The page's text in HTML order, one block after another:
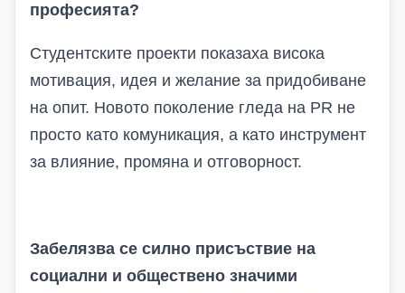
професията?
Студентските проекти показаха висока
мотивация, идея и желание за придобиване
на опит. Новото поколение гледа на PR не
просто като комуникация, а като инструмент
за влияние, промяна и отговорност.
Забелязва се силно присъствие на
социални и обществено значими